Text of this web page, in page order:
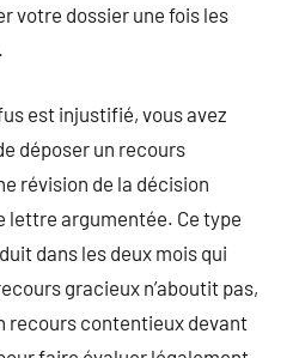
votre dossier une fois les
est injustifié, vous avez
déposer un recours
révision de la décision
lettre argumentée. Ce type
dans les deux mois qui
gracieux n’aboutit pas,
recours contentieux devant